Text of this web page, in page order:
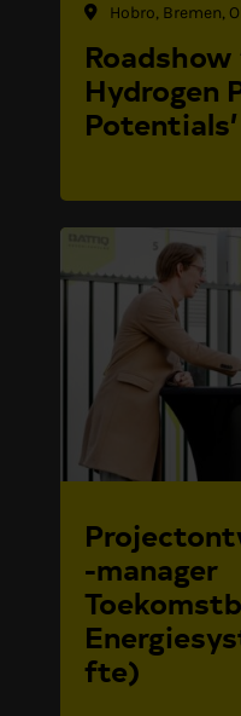
Hobro, Bremen,
Roadshow
Hydrogen
-manager
fte)